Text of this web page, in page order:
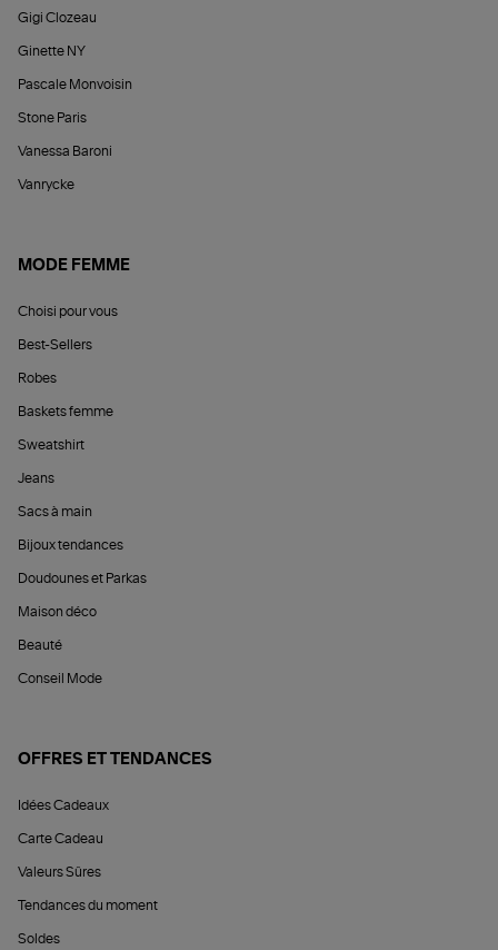
Gigi Clozeau
Ginette NY
Pascale Monvoisin
Stone Paris
Vanessa Baroni
Vanrycke
MODE FEMME
Choisi pour vous
Best-Sellers
Robes
Baskets femme
Sweatshirt
Jeans
Sacs à main
Bijoux tendances
Doudounes et Parkas
Maison déco
Beauté
Conseil Mode
OFFRES ET TENDANCES
Idées Cadeaux
Carte Cadeau
Valeurs Sûres
Tendances du moment
Soldes